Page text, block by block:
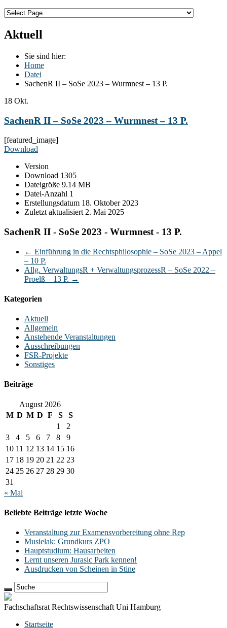
Aktuell
Sie sind hier:
Home
Datei
SachenR II – SoSe 2023 – Wurmnest – 13 P.
18 Okt.
SachenR II – SoSe 2023 – Wurmnest – 13 P.
[featured_image]
Download
Version
Download 1305
Dateigröße 9.14 MB
Datei-Anzahl 1
Erstellungsdatum 18. Oktober 2023
Zuletzt aktualisiert 2. Mai 2025
SachenR II - SoSe 2023 - Wurmnest - 13 P.
← Einführung in die Rechtsphilosophie – SoSe 2023 – Appel
– 10 P.
Allg. VerwaltungsR + VerwaltungsprozessR – SoSe 2022 –
Proelß – 13 P. →
Kategorien
Aktuell
Allgemein
Anstehende Veranstaltungen
Ausschreibungen
FSR-Projekte
Sonstiges
Beiträge
August 2026
M D M D F S
S
1
2
3
4 5 6 7 8
9
10 11 12 13 14 15 16
17 18 19 20 21 22 23
24 25 26 27 28 29 30
31
« Mai
Beliebte Beiträge letzte Woche
Veranstaltung zur Examensvorbereitung ohne Rep
Musielak: Grundkurs ZPO
Hauptstudium: Hausarbeiten
Lernt unseren Jurasic Park kennen!
Ausdrucken von Scheinen in Stine
Fachschaftsrat Rechtswissenschaft Uni Hamburg
Startseite